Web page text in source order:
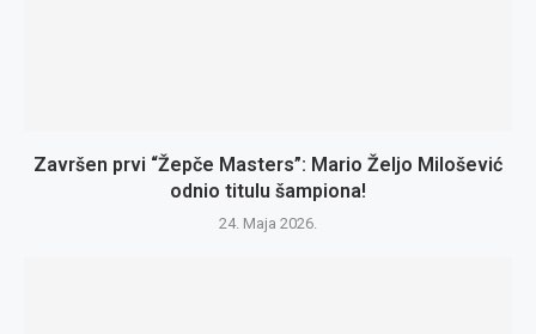
Završen prvi “Žepče Masters”: Mario Željo Milošević
odnio titulu šampiona!
24. Maja 2026.